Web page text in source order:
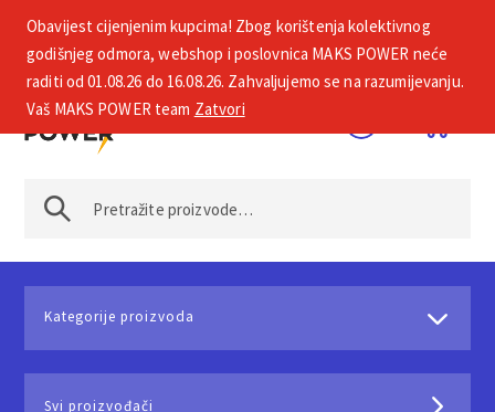
+385 1 2002 575
Kategorije proizvoda
Svi proizvođači
Obavijest cijenjenim kupcima! Zbog korištenja kolektivnog
godišnjeg odmora, webshop i poslovnica MAKS POWER neće
raditi od 01.08.26 do 16.08.26. Zahvaljujemo se na razumijevanju.
Vaš MAKS POWER team Zatvori